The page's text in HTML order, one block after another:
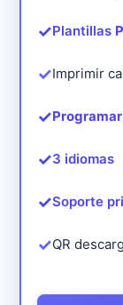
✓Plantillas
✓Imprimir
✓
✓3 idiomas
✓Soporte
✓QR